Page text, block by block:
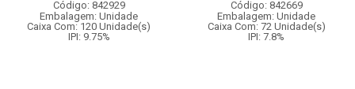
Código: 842929
Embalagem: Unidade
Caixa Com: 120 Unidade(s)
IPI: 9.75%
Código: 842669
Embalagem: Unidade
Caixa Com: 72 Unidade(s)
IPI: 7.8%